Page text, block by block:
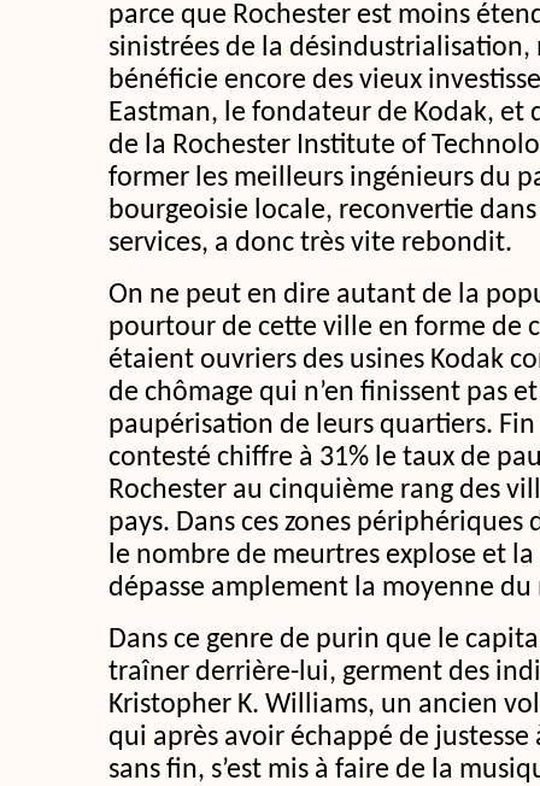
parce que Rochester est moins
sinistrées de la désindustrialisation,
bénéficie encore des vieux
Eastman, le fondateur de Kodak, et
de la Rochester Institute of
former les meilleurs ingénieurs du
bourgeoisie locale, reconvertie
services, a donc très vite rebondit.
On ne peut en dire autant de la
pourtour de cette ville en forme de
étaient ouvriers des usines Kodak
de chômage qui n’en finissent pas
paupérisation de leurs quartiers.
contesté chiffre à 31% le taux de
Rochester au cinquième rang des
pays. Dans ces zones périphériques
le nombre de meurtres explose et
dépasse amplement la moyenne
Dans ce genre de purin que le
traîner derrière-lui, germent des
Kristopher K. Williams, un ancien
qui après avoir échappé de
sans fin, s’est mis à faire de la